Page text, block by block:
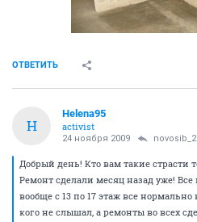
ОТВЕТИТЬ
H
Helena95
activist
24 ноября 2009
Добрый день! Кто вам такие страсти
Ремонт сделали месяц назад уже!
вообще с 13 по 17 этаж все
кого не слышал, а ремонты во всех